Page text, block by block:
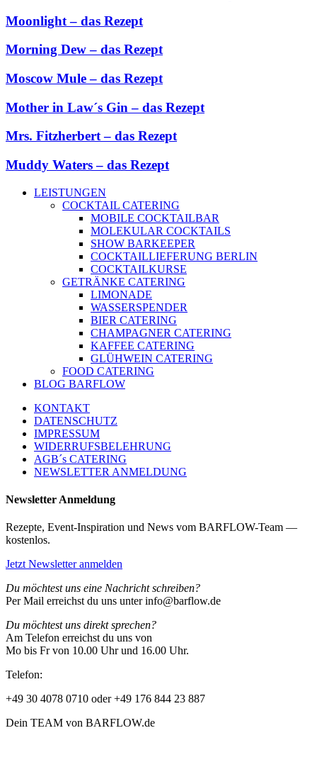
Moonlight – das Rezept
Morning Dew – das Rezept
Moscow Mule – das Rezept
Mother in Law´s Gin – das Rezept
Mrs. Fitzherbert – das Rezept
Muddy Waters – das Rezept
LEISTUNGEN
COCKTAIL CATERING
MOBILE COCKTAILBAR
MOLEKULAR COCKTAILS
SHOW BARKEEPER
COCKTAILLIEFERUNG BERLIN
COCKTAILKURSE
GETRÄNKE CATERING
LIMONADE
WASSERSPENDER
BIER CATERING
CHAMPAGNER CATERING
KAFFEE CATERING
GLÜHWEIN CATERING
FOOD CATERING
BLOG BARFLOW
KONTAKT
DATENSCHUTZ
IMPRESSUM
WIDERRUFSBELEHRUNG
AGB´s CATERING
NEWSLETTER ANMELDUNG
Newsletter Anmeldung
Rezepte, Event-Inspiration und News vom BARFLOW-Team —
kostenlos.
Jetzt Newsletter anmelden
Du möchtest uns eine Nachricht schreiben?
Per Mail erreichst du uns unter info@barflow.de
Du möchtest uns direkt sprechen?
Am Telefon erreichst du uns von
Mo bis Fr von 10.00 Uhr und 16.00 Uhr.
Telefon:
+49 30 4078 0710 oder +49 176 844 23 887
Dein TEAM von BARFLOW.de